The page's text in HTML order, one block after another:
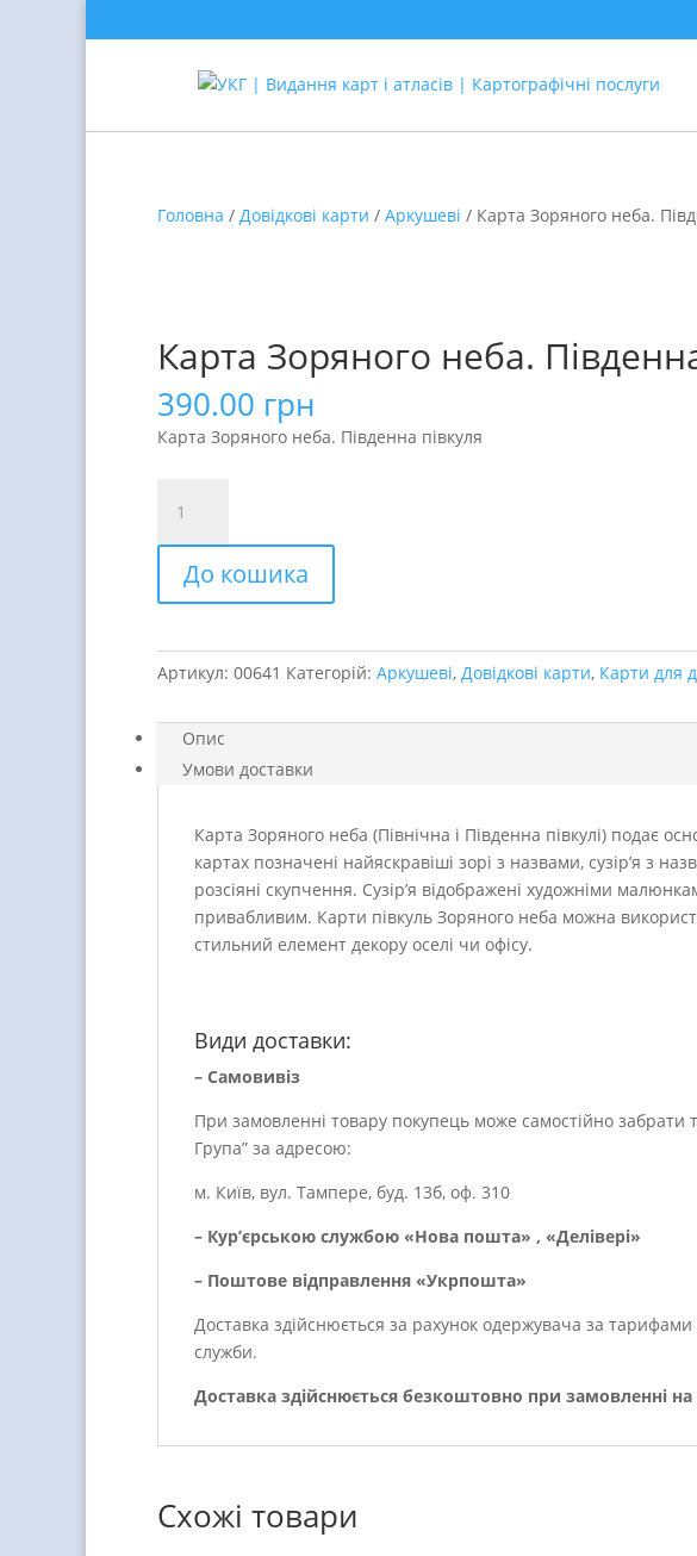
Головна / Довідкові карти / Аркушеві / Карта Зоряного неба.
Карта Зоряного неба.
390.00 грн
Карта Зоряного неба. Південна півкуля
Зоряного
неба.
Південна
півкуля
До кошика
Артикул: 00641 Категорій: Аркушеві, Довідкові карти, Карти для
Опис
Умови доставки
Карта Зоряного неба (Північна і Південна півкулі) подає
картах позначені найяскравіші зорі з назвами, сузір’я з
розсіяні скупчення. Сузір’я відображені художніми
привабливим. Карти півкуль Зоряного неба можна
стильний елемент декору оселі чи офісу.
Види доставки:
– Самовивіз
При замовленні товару покупець може самостійно забрати
Група” за адресою:
м. Київ, вул. Тампере, буд. 13б, оф. 310
– Кур’єрською службою «Нова пошта» , «Делівері»
– Поштове відправлення «Укрпошта»
Доставка здійснюється за рахунок одержувача за тарифами
служби.
Доставка здійснюється безкоштовно при замовленні на
Схожі товари